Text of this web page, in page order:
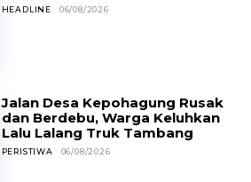
HEADLINE 06/08/2026
Jalan Desa Kepohagung Rusak
dan Berdebu, Warga Keluhkan
Lalu Lalang Truk Tambang
PERISTIWA 06/08/2026